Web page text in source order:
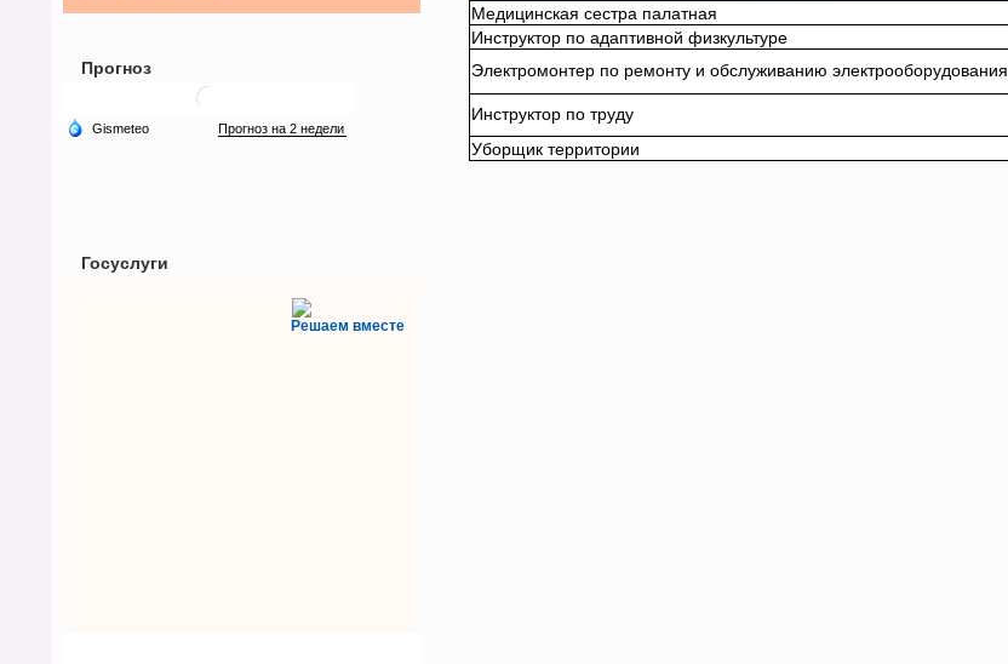
Прогноз
Госуслуги
Решаем вместе
Медицинская сестра палатная
Инструктор по адаптивной физкультуре
Электромонтер по ремонту и обслуживанию электрооборудования
Инструктор по труду
Уборщик территории